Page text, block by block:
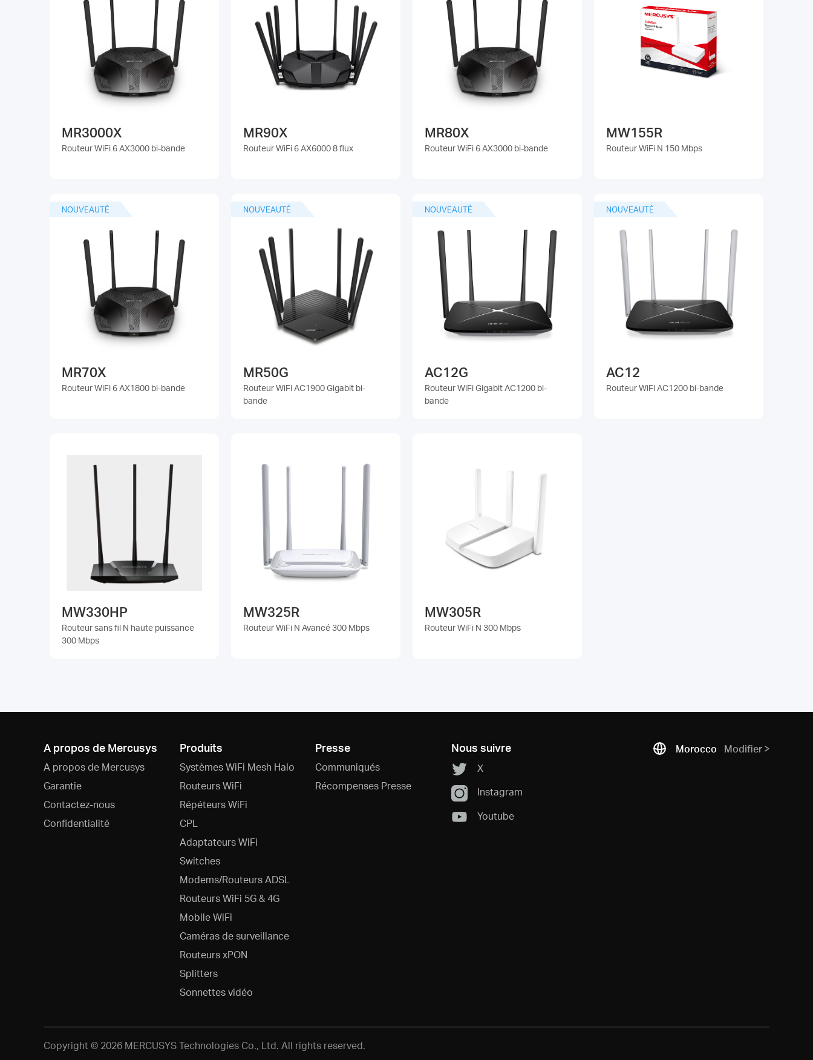
MR3000X
Routeur WiFi 6 AX3000 bi-bande
MR90X
Routeur WiFi 6 AX6000 8 flux
MR80X
Routeur WiFi 6 AX3000 bi-bande
MW155R
Routeur WiFi N 150 Mbps
NOUVEAUTÉ
MR70X
Routeur WiFi 6 AX1800 bi-bande
NOUVEAUTÉ
MR50G
Routeur WiFi AC1900 Gigabit bi-
bande
NOUVEAUTÉ
AC12G
Routeur WiFi Gigabit AC1200 bi-
bande
NOUVEAUTÉ
AC12
Routeur WiFi AC1200 bi-bande
MW330HP
Routeur sans fil N haute puissance
300 Mbps
MW325R
Routeur WiFi N Avancé 300 Mbps
MW305R
Routeur WiFi N 300 Mbps
A propos de Mercusys
A propos de Mercusys
Garantie
Contactez-nous
Confidentialité
Produits
Systèmes WiFi Mesh Halo
Routeurs WiFi
Répéteurs WiFi
CPL
Adaptateurs WiFi
Switches
Modems/Routeurs ADSL
Routeurs WiFi 5G & 4G
Mobile WiFi
Caméras de surveillance
Routeurs xPON
Splitters
Sonnettes vidéo
Presse
Communiqués
Récompenses Presse
Nous suivre
X
Instagram
Youtube
Morocco Modifier
Copyright © 2026 MERCUSYS Technologies Co., Ltd. All rights reserved.